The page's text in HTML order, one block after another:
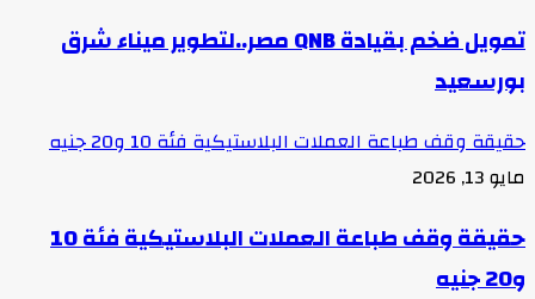
تمويل ضخم بقيادة QNB مصر..لتطوير ميناء شرق
بورسعيد
حقيقة وقف طباعة العملات البلاستيكية فئة 10 و20 جنيه
مايو 13, 2026
حقيقة وقف طباعة العملات البلاستيكية فئة 10
و20 جنيه